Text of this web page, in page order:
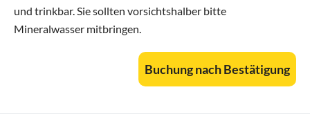
und trinkbar. Sie sollten vorsichtshalber bitte
Mineralwasser mitbringen.
Buchung nach Bestätigung